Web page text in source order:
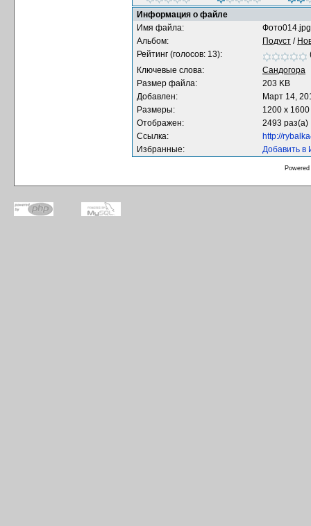
Информация о файле
Имя файла:
Фото014.jpg
Альбом:
Подуст /
Рейтинг (голосов: 13):
Ключевые слова:
Сандогора
Размер файла:
203 KB
Добавлен:
Март 14,
Размеры:
1200 x
Отображен:
2493 раз(а)
Ссылка:
http://
Избранные:
Добавить в